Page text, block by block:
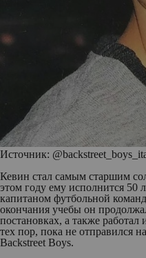
Источник:
Кевин стал самым старшим
этом году ему исполнится
капитаном футбольной
окончания учебы он
постановках, а также
тех пор, пока не отправился
Backstreet Boys.